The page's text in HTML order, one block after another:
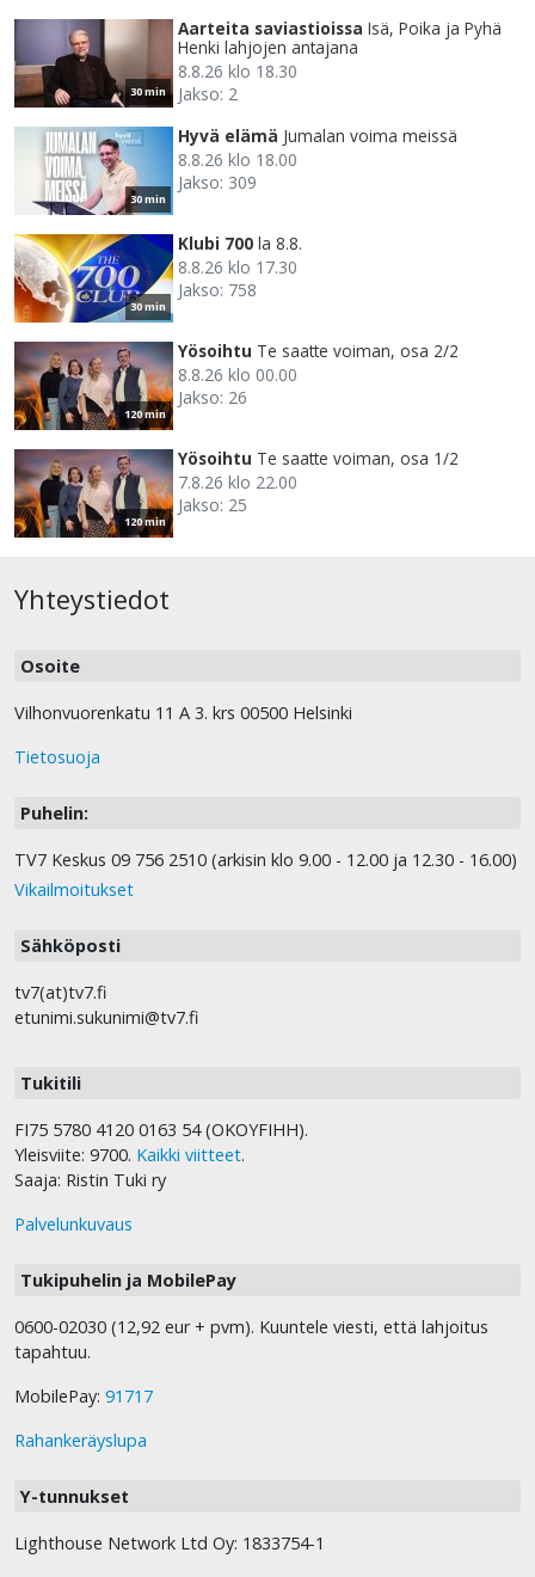
30 min
Aarteita saviastioissa Isä, Poika ja Pyhä
Henki lahjojen antajana
8.8.26 klo 18.30
Jakso: 2
30 min
Hyvä elämä Jumalan voima meissä
8.8.26 klo 18.00
Jakso: 309
30 min
Klubi 700 la 8.8.
8.8.26 klo 17.30
Jakso: 758
120 min
Yösoihtu Te saatte voiman, osa 2/2
8.8.26 klo 00.00
Jakso: 26
120 min
Yösoihtu Te saatte voiman, osa 1/2
7.8.26 klo 22.00
Jakso: 25
Yhteystiedot
Osoite
Vilhonvuorenkatu 11 A 3. krs 00500 Helsinki
Tietosuoja
Puhelin:
TV7 Keskus 09 756 2510 (arkisin klo 9.00 - 12.00 ja 12.30 - 16.00)
Vikailmoitukset
Sähköposti
tv7(at)tv7.fi
etunimi.sukunimi@tv7.fi
Tukitili
FI75 5780 4120 0163 54 (OKOYFIHH).
Yleisviite: 9700. Kaikki viitteet.
Saaja: Ristin Tuki ry
Palvelunkuvaus
Tukipuhelin ja MobilePay
0600-02030 (12,92 eur + pvm). Kuuntele viesti, että lahjoitus
tapahtuu.
MobilePay: 91717
Rahankeräyslupa
Y-tunnukset
Lighthouse Network Ltd Oy: 1833754-1